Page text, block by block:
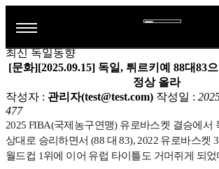
학과소개
전공소개
연혁
교수진
학과활동
학생활동
해외연수프로그램
게시판
공지사항
TestDaF시험센터
+ 게시판
최신 독일동향
[문화][2025.09.15] 독일, 튀르키예 88대83
정상 올라
작성자 : 관리자(test@test.com) 작성일 :
477
2025 FIBA(국제농구연맹) 유로바스켓 결승에서
상대로 승리하면서 (88 대 83), 2022 유로바스켓
월드컵 1위에 이어 유럽 타이틀도 거머쥐게 되었